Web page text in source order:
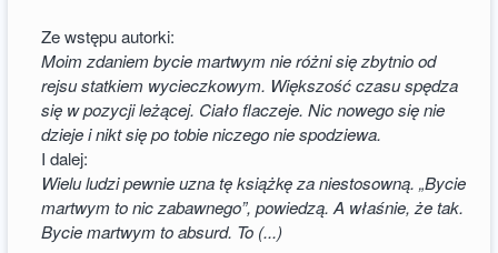
Ze wstępu autorki:
Moim zdaniem bycie martwym nie różni się zbytnio od
rejsu statkiem wycieczkowym. Większość czasu spędza
się w pozycji leżącej. Ciało flaczeje. Nic nowego się nie
dzieje i nikt się po tobie niczego nie spodziewa.
I dalej:
Wielu ludzi pewnie uzna tę książkę za niestosowną. „Bycie
martwym to nic zabawnego”, powiedzą. A właśnie, że tak.
Bycie martwym to absurd. To (...)